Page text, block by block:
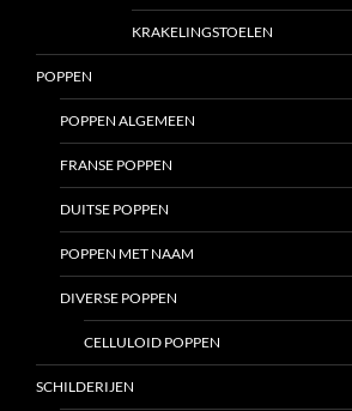
KRAKELINGSTOELEN
POPPEN
POPPEN ALGEMEEN
FRANSE POPPEN
DUITSE POPPEN
POPPEN MET NAAM
DIVERSE POPPEN
CELLULOID POPPEN
SCHILDERIJEN